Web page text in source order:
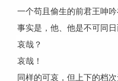
一个苟且偷生的前君王呻吟
事实是，他、他是不可同
哀哉？
哀哉！
同样的可哀，但上下的档次